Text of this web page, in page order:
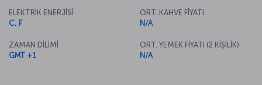
ELEKTRİK ENERJİSİ
C, F
ZAMAN DİLİMİ
GMT +1
ORT. KAHVE FİYATI
N/A
ORT. YEMEK FİYATI (2 KİŞİLİK)
N/A